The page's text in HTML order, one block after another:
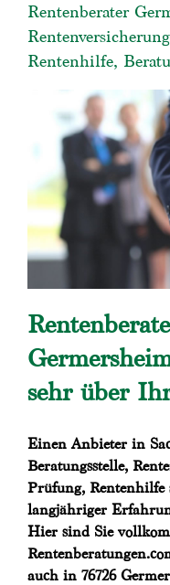
Rentenberater
Rentenhilfe,
sehr über
Einen Anbieter in
Beratungsstelle,
Prüfung, Rentenhilfe
langjähriger
Hier sind Sie
auch in 76726